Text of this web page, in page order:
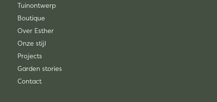
Tuinontwerp
Boutique
Over Esther
Onze stijl
Projects
Garden stories
Contact